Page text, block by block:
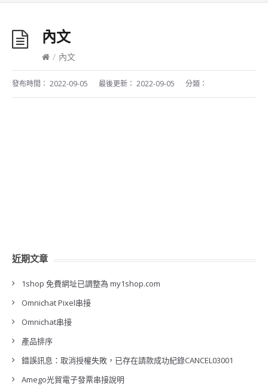
內文
/ 內文
發布時間： 2022-09-05 最後更新： 2022-09-05 分類：
近期文章
1shop 免費網址已調整為 my1shop.com
Omnichat Pixel串接
Omnichat串接
產品排序
錯誤訊息：取消授權失敗，已存在請款成功紀錄CANCEL03001
Amego光貿電子發票串接說明